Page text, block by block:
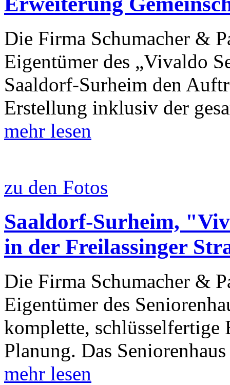
Die Firma Schumacher &
Eigentümer des „Vivaldo
Saaldorf-Surheim den
Erstellung inklusiv der
mehr lesen
zu den Fotos
Saaldorf-Surheim,
in der Freilassinger
Die Firma Schumacher &
Eigentümer des
komplette, schlüsselfertige
Planung. Das
mehr lesen